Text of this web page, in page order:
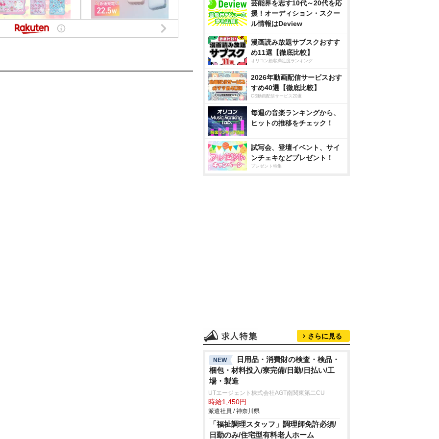
芸能界を志す10代～20代を応
援！オーディション・スクー
ル情報はDeview
漫画読み放題サブスクおすす
め11選【徹底比較】
オリコン顧客満足度ランキング
2026年動画配信サービスおす
すめ40選【徹底比較】
CS動画配信サービス20選
毎週の音楽ランキングから、
ヒットの推移をチェック！
試写会、登壇イベント、サイ
ンチェキなどプレゼント！
プレゼント特集
さらに見る
NEW
日用品・消費財の検査・検品・
梱包・材料投入/寮完備/日勤/日払い/工
場・製造
UTエージェント株式会社AGT南関東第二CU
時給1,450円
派遣社員 / 神奈川県
「福祉調理スタッフ」調理師免許必須/
日勤のみ/住宅型有料老人ホーム